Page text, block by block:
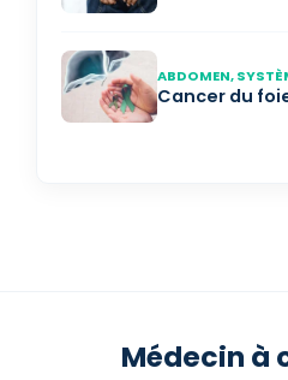
ABDOMEN,
Cancer du
Médecin à